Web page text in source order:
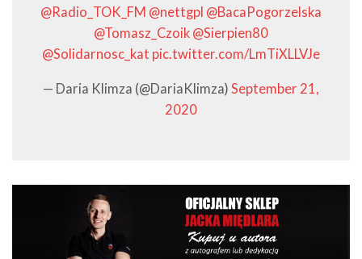
@Radio_TOK_FM @nettgpl @BacaPogorzelska
@Tomasz_Czoik @Sierpien80
@Solidarnosc_kat pic.twitter.com/LmTiXLLVJe
— Daria Klimza (@DariaKlimza) September 21,
2020